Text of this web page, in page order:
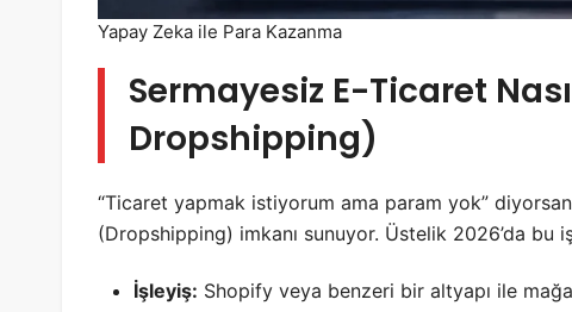
Yapay Zeka ile Para Kazanma
Sermayesiz E-Ticaret
Dropshipping)
“Ticaret yapmak istiyorum ama param yok”
(Dropshipping) imkanı sunuyor. Üstelik 2026’da bu
İşleyiş: Shopify veya benzeri bir altyapı ile